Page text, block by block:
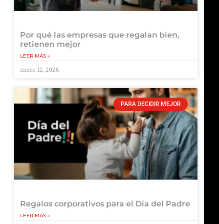
Por qué las empresas que regalan bien,
retienen mejor
LEER MÁS »
enero 12, 2026
PARA DECIDIR MEJOR
Regalos corporativos para el Día del Padre
LEER MÁS »